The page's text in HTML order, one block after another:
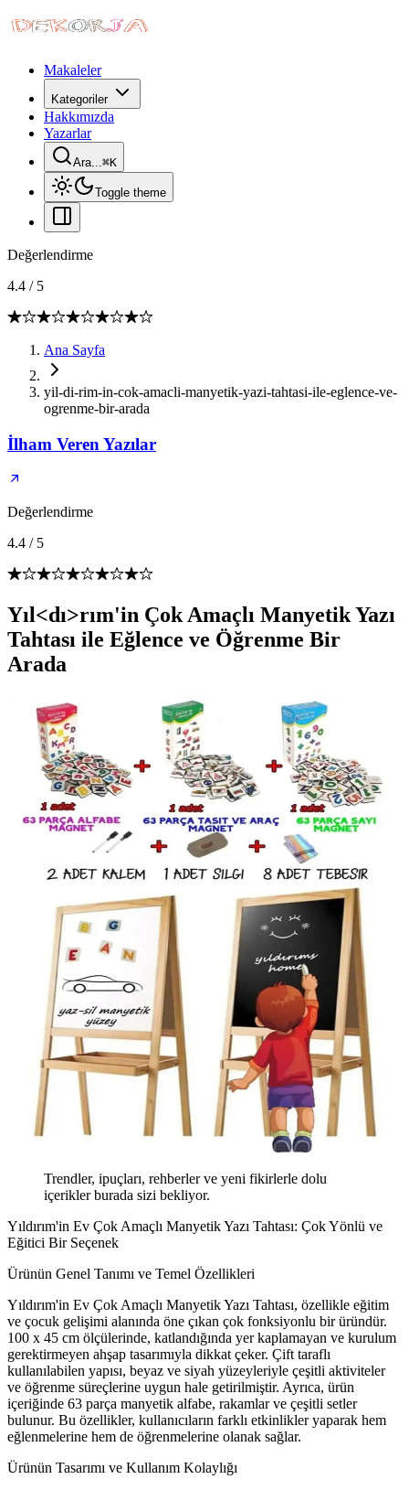
Makaleler
Kategoriler
Hakkımızda
Yazarlar
Ara...⌘K
Toggle theme
Değerlendirme
4.4 / 5
Ana Sayfa
yil-di-rim-in-cok-amacli-manyetik-yazi-tahtasi-ile-eglence-ve-
ogrenme-bir-arada
İlham Veren Yazılar
Değerlendirme
4.4 / 5
Yıl<dı>rım'in Çok Amaçlı Manyetik Yazı
Tahtası ile Eğlence ve Öğrenme Bir
Arada
Trendler, ipuçları, rehberler ve yeni fikirlerle dolu
içerikler burada sizi bekliyor.
Yıldırım'in Ev Çok Amaçlı Manyetik Yazı Tahtası: Çok Yönlü ve
Eğitici Bir Seçenek
Ürünün Genel Tanımı ve Temel Özellikleri
Yıldırım'in Ev Çok Amaçlı Manyetik Yazı Tahtası, özellikle eğitim
ve çocuk gelişimi alanında öne çıkan çok fonksiyonlu bir üründür.
100 x 45 cm ölçülerinde, katlandığında yer kaplamayan ve kurulum
gerektirmeyen ahşap tasarımıyla dikkat çeker. Çift taraflı
kullanılabilen yapısı, beyaz ve siyah yüzeyleriyle çeşitli aktiviteler
ve öğrenme süreçlerine uygun hale getirilmiştir. Ayrıca, ürün
içeriğinde 63 parça manyetik alfabe, rakamlar ve çeşitli setler
bulunur. Bu özellikler, kullanıcıların farklı etkinlikler yaparak hem
eğlenmelerine hem de öğrenmelerine olanak sağlar.
Ürünün Tasarımı ve Kullanım Kolaylığı